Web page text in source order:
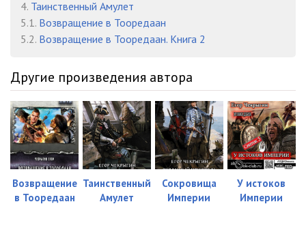
4. Таинственный Амулет
5.1. Возвращение в Тооредаан
5.2. Возвращение в Тооредаан. Книга 2
Другие произведения автора
Возвращение
в Тооредаан
Таинственный
Амулет
Сокровища
Империи
У истоков
Империи